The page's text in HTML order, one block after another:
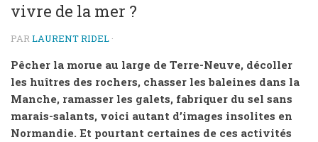
Lieu
Thématique
Plan du site
vivre de la mer ?
PARLAURENT RIDEL ·
Pêcher la morue au large de Terre-Neuve, décoller
les huîtres des rochers, chasser les baleines dans la
Manche, ramasser les galets, fabriquer du sel sans
marais-salants, voici autant d’images insolites en
Normandie. Et pourtant certaines de ces activités